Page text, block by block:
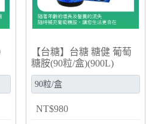
【台糖】台糖 糖健 葡萄
糖胺(90粒/盒)(900L)
NT$980